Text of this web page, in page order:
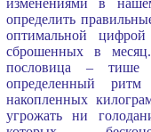
определить
оптимальной
сброшенных в
пословица – тише
определенный
накопленных
угрожать ни